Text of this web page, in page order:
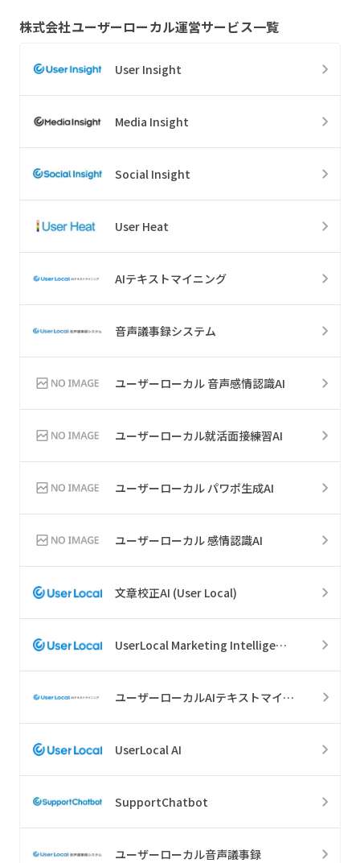
株式会社ユーザーローカル運営サービス一覧
User Insight
Media Insight
Social Insight
User Heat
AIテキストマイニング
音声議事録システム
ユーザーローカル 音声感情認識AI
ユーザーローカル就活面接練習AI
ユーザーローカル パワポ生成AI
ユーザーローカル 感情認識AI
文章校正AI (User Local)
UserLocal Marketing Intelligence
ユーザーローカルAIテキストマイニング
UserLocal AI
SupportChatbot
ユーザーローカル音声議事録